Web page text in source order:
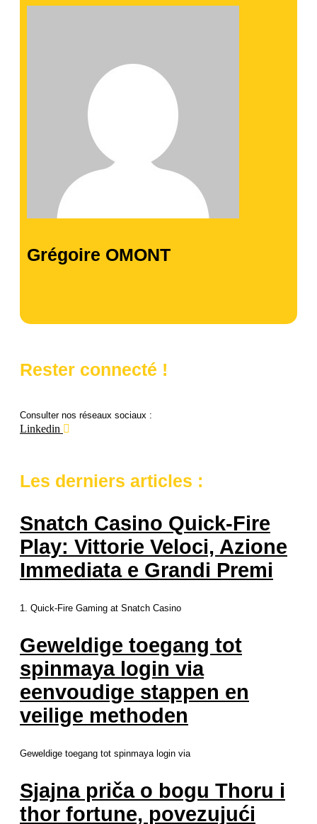
Grégoire OMONT
Rester connecté !
Consulter nos réseaux sociaux :
Linkedin
Les derniers articles :
Snatch Casino Quick‑Fire
Play: Vittorie Veloci, Azione
Immediata e Grandi Premi
1. Quick‑Fire Gaming at Snatch Casino
Geweldige toegang tot
spinmaya login via
eenvoudige stappen en
veilige methoden
Geweldige toegang tot spinmaya login via
Sjajna priča o bogu Thoru i
thor fortune, povezujući